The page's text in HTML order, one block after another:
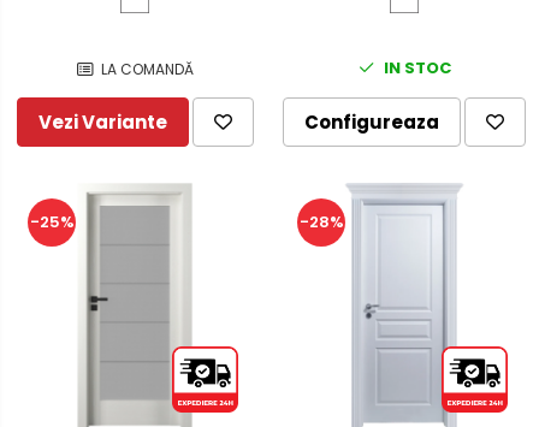
LA COMANDĂ
Vezi Variante
IN STOC
Configureaza
-25% -28%